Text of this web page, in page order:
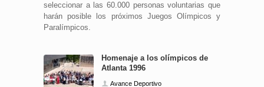
seleccionar a las 60.000 personas voluntarias que
harán posible los próximos Juegos Olímpicos y
Paralímpicos.
Homenaje a los olímpicos de
Atlanta 1996
Avance Deportivo